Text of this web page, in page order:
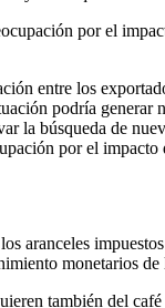
por el
entre los
podría generar
la búsqueda de
por el
aranceles
monetarios
también del